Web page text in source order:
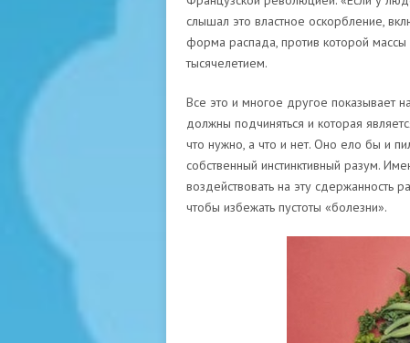
слышал это властное оскорбление,
форма распада, против которой массы
тысячелетием.
Все это и многое другое показывает
должны подчиняться и которая
что нужно, а что и нет. Оно ело бы и
собственный инстинктивный разум.
воздействовать на эту сдержанность
чтобы избежать пустоты «болезни».